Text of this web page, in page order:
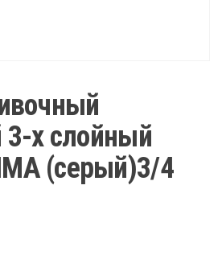
х слойный
(серый)3/4